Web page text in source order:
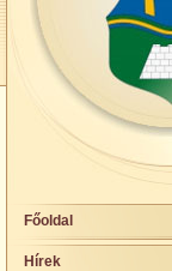
Főoldal
Hírek